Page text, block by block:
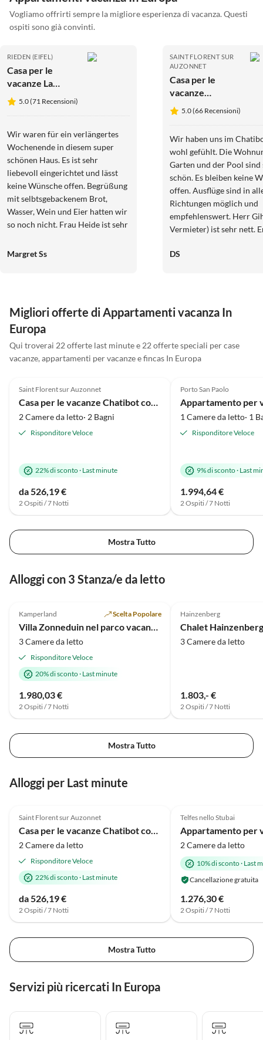
Vogliamo offrirti sempre la migliore esperienza di vacanza. Questi
ospiti sono già convinti.
RIEDEN (EIFEL)
Casa per le
vacanze La
piccola capanna
di Heide
5.0 (71 Recensioni)
Wir waren für ein verlängertes
Wochenende in diesem super
schönen Haus. Es ist sehr
liebevoll eingerichtet und lässt
keine Wünsche offen. Begrüßung
mit selbtsgebackenem Brot,
Wasser, Wein und Eier hatten wir
so noch nicht. Frau Heide ist sehr
erklärt. Wir haben uns sehr
Hund hat sich sehr wohl gefühlt.
Margret Ss
SAINT FLORENT SUR
AUZONNET
Casa per le
vacanze
Chatibot con
piscina
5.0 (66 Recensioni)
Wir haben uns im
wohl gefühlt. Die
Garten und der Pool sind
schön. Es bleiben keine
offen. Ausflüge sind in
Richtungen möglich und
empfehlenswert. Herr
Vermieter) ist sehr nett.
jeden. Man merkt ihm die
Croissantservice. Vielen
die schöne Auszeit.
DS
Migliori offerte di Appartamenti vacanza In
Europa
Qui troverai 22 offerte last minute e 22 offerte speciali per case
vacanze, appartamenti per vacanze e fincas In Europa
Saint Florent sur Auzonnet
2 Camere da letto· 2 Bagni
Risponditore Veloce
22% di sconto· Last minute
da 526,19 €
2 Ospiti / 7 Notti
Porto San Paolo
1 Camere da letto· 1
Risponditore Veloce
9% di sconto· Last
1.994,64 €
2 Ospiti / 7 Notti
Mostra Tutto
Alloggi con 3 Stanza/e da letto
Kamperland Scelta Popolare
Villa Zonneduin nel parco vacanze de Banjaard
3 Camere da letto
Risponditore Veloce
20% di sconto· Last minute
1.980,03 €
2 Ospiti / 7 Notti
Hainzenberg
Chalet
3 Camere da letto
1.803,- €
2 Ospiti / 7 Notti
Mostra Tutto
Alloggi per Last minute
Saint Florent sur Auzonnet
Casa per le vacanze Chatibot con piscina
2 Camere da letto
Risponditore Veloce
22% di sconto· Last minute
da 526,19 €
2 Ospiti / 7 Notti
Telfes nello Stubai
2 Camere da letto
10% di sconto· Last
Cancellazione gratuita
1.276,30 €
2 Ospiti / 7 Notti
Mostra Tutto
Servizi più ricercati In Europa